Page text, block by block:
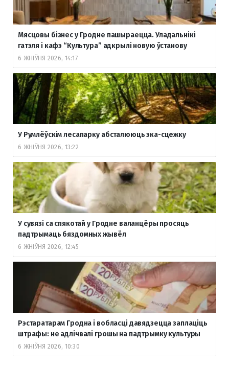
Мясцовы бізнес у Гродне пашыраецца. Уладальнікі
гатэля і кафэ “Культура” адкрылі новую ўстанову
6 ЖНІЎНЯ 2026, 14:17
У Румлёўскім лесапарку абсталююць эка-сцежку
6 ЖНІЎНЯ 2026, 13:22
У сувязі са спякотай у Гродне валанцёры просяць
падтрымаць бяздомных жывёл
6 ЖНІЎНЯ 2026, 12:45
Рэстаратарам Гродна і вобласці давядзецца заплаціць
штрафы: не адлічвалі грошы на падтрымку культуры
6 ЖНІЎНЯ 2026, 10:30